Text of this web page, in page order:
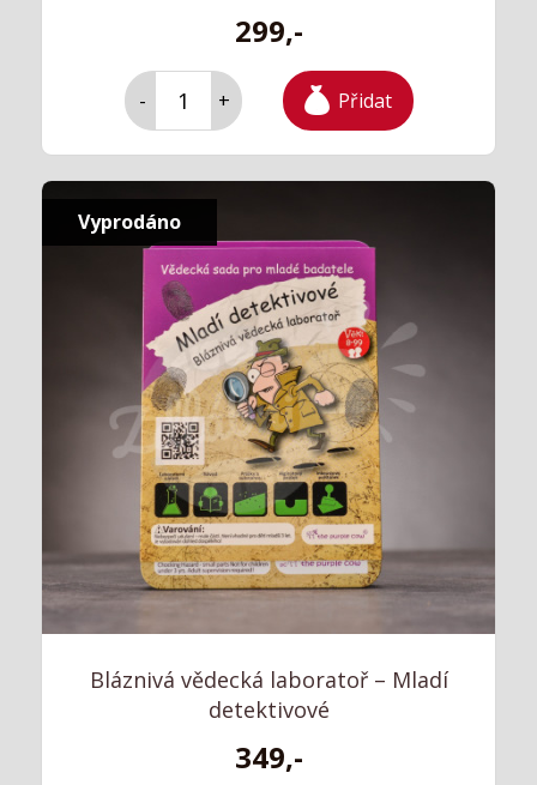
299,-
- + Přidat
Bláznivá vědecká laboratoř – Mladí
detektivové
Vyprodáno
349,-